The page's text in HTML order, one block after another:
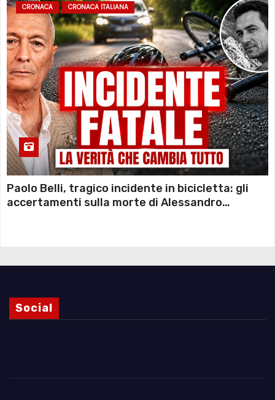
CRONACA CRONACA ITALIANA
Paolo Belli, tragico incidente in bicicletta: gli
accertamenti sulla morte di Alessandro
Social